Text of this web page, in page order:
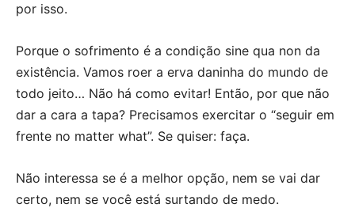
por isso.
Porque o sofrimento é a condição sine qua non da
existência. Vamos roer a erva daninha do mundo de
todo jeito… Não há como evitar! Então, por que não
dar a cara a tapa? Precisamos exercitar o “seguir em
frente no matter what”. Se quiser: faça.
Não interessa se é a melhor opção, nem se vai dar
certo, nem se você está surtando de medo.